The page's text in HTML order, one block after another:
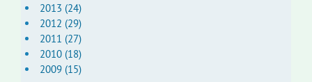
2013 (24)
2012 (29)
2011 (27)
2010 (18)
2009 (15)